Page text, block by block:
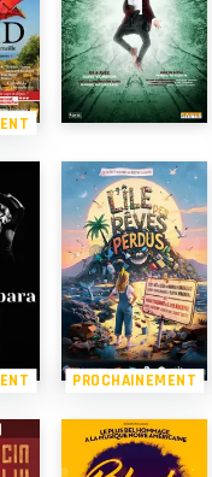
PROCHAINEMENT